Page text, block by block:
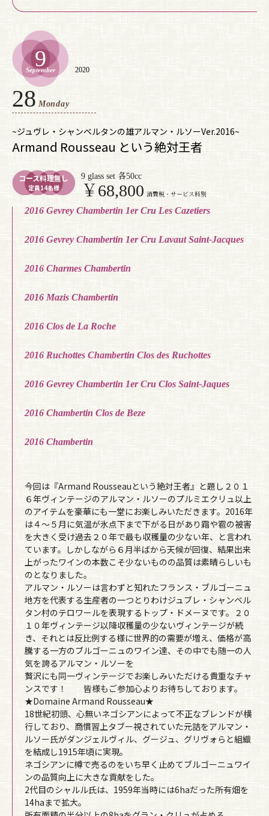
9
September 2020
28 Monday
~ジュヴレ・シャンベルタンの雄アルマン・ルソーVer.2016~
Armand Rousseau という絶対王者
コース料理無し
定員14名様
9 glass set 各50cc
￥68,800 消費税・サービス料別
2016 Gevrey Chambertin 1er Cru Les Cazetiers
2016 Gevrey Chambertin 1er Cru Lavaut Saint-Jacques
2016 Charmes Chambertin
2016 Mazis Chambertin
2016 Clos de La Roche
2016 Ruchottes Chambertin Clos des Ruchottes
2016 Gevrey Chambertin 1er Cru Clos Saint-Jaques
2016 Chambertin Clos de Beze
2016 Chambertin
今回は『Armand Rousseauという絶対王者』と題し２０１
６年ヴィンテージのアルマン・ルソーのプルミエクリュ以上
のアイテムを豪華にも一堂にお楽しみいただきます。2016年
は４〜５月に気温が氷点下まで下がる日があり霜や雹の被害
を大きく受け過去２０年で最も収穫量の少ない年、と言われ
ています。しかしながら６月半ばから天候が回復、結果出来
上がったワインの本数こそ少ないものの品質は素晴らしいも
のとなりました。
アルマン・ルソーは言わずと知れたフランス・ブルゴーニュ
地方を代表する生産者の一つとりわけジュブレ・シャンベル
タン村のテロワールを表現するトップ・ドメーヌです。２０
１０年ヴィンテージ以降収穫量の少ないヴィンテージが続
き、それとは反比例する様に世界的の需要が増え、価格が高
騰する一方のブルゴーニュのワイン達、その中でも随一の人
気を誇るアルマン・ルソーを
贅沢にも同一ヴィンテージでお楽しみいただける貴重なチャ
ンスです！ 皆様もご参加心よりお待ちしております。
★Domaine Armand Rousseau★
18世紀初頭、心無いネゴシアンによって不正なブレンドが横
行しており、商慣習上タブー視されていた元詰をアルマン・
ルソー氏がダンジェルヴィル、グージュ、グリヴォらと組織
を結成し1915年頃に実現。
ネゴシアンに樽で売るのをいち早く止めてブルゴーニュワイ
ンの品質向上に大きな貢献をした。
2代目のシャルル氏は、1959年当時には6haだった所有畑を
14haまで拡大。